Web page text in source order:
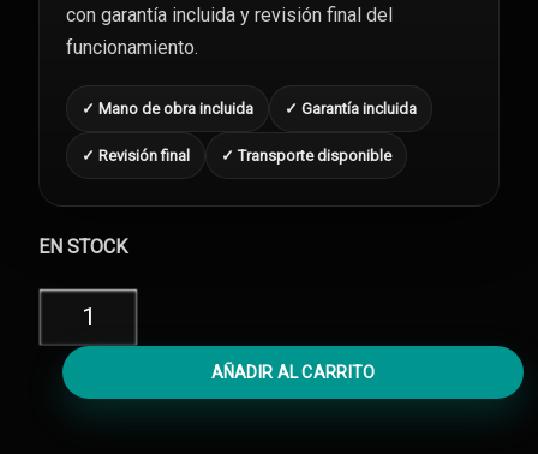
con garantía incluida y revisión final del
funcionamiento.
✓ Mano de obra incluida ✓ Garantía incluida
✓ Revisión final ✓ Transporte disponible
EN STOCK
Reparar
iPhone
AÑADIR AL CARRITO